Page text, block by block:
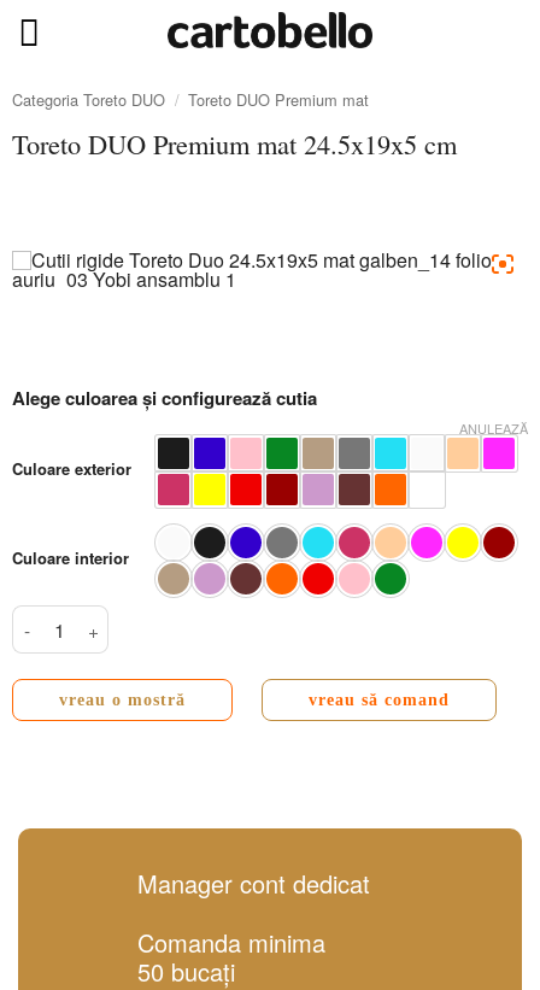
Categoria Toreto DUO / Toreto DUO Premium mat
Toreto DUO Premium mat 24.5x19x5 cm
Alege culoarea și configurează cutia
Culoare exterior
Culoare interior
ANULEAZĂ
Cantitate Toreto DUO Premium mat 24.5x19x5 cm
vreau o mostră vreau să comand
Manager cont dedicat
Comanda minima
50 bucați